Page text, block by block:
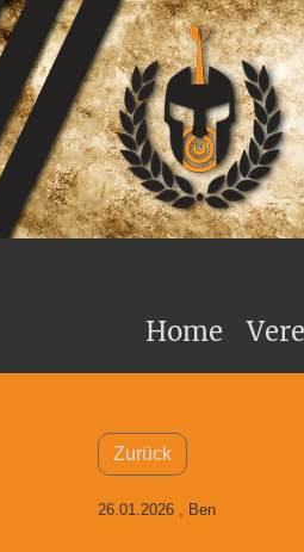
Home
Zurück
26.01.2026, Ben